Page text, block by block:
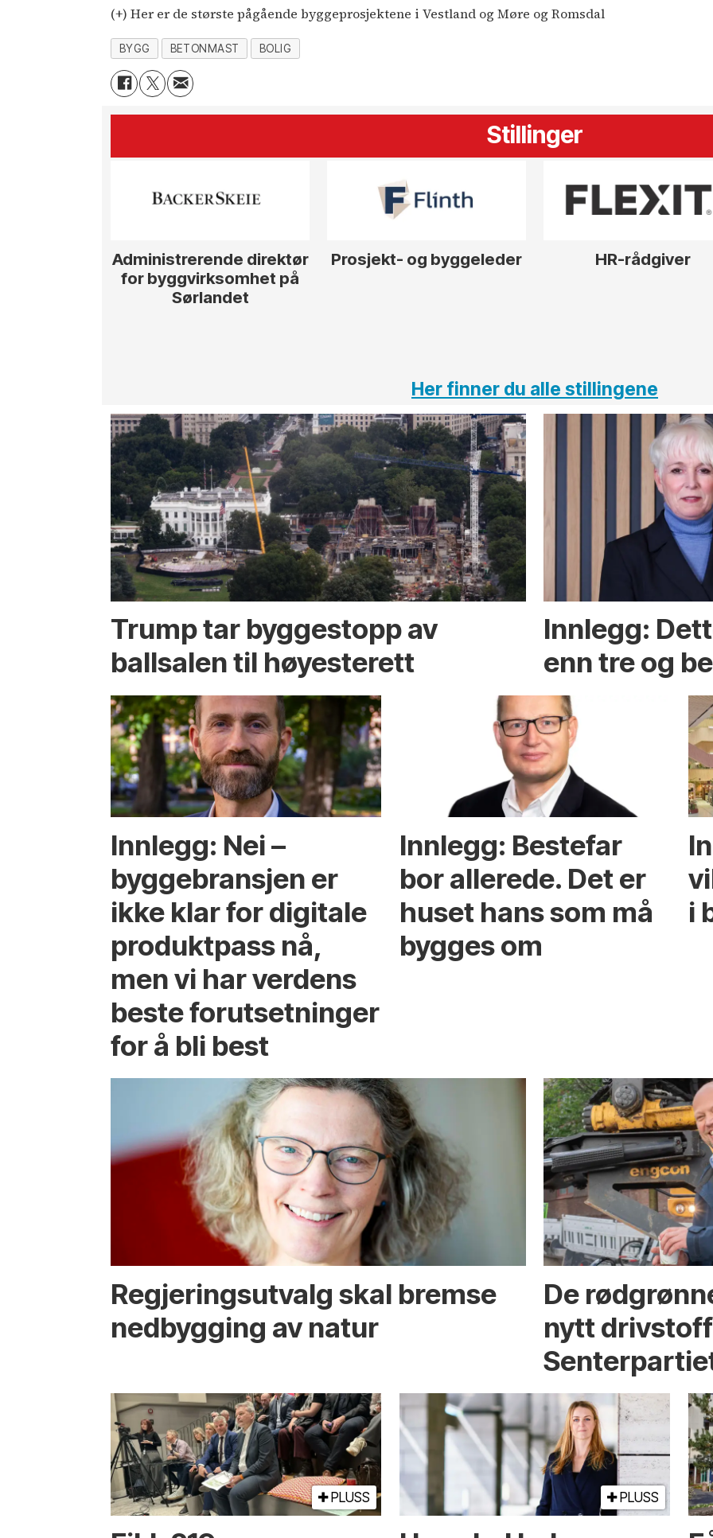
(+) Her er de største pågående byggeprosjektene i Vestland og Møre og Romsdal
BYGG BETONMAST BOLIG
Stillinger
Administrerende direktør
for byggvirksomhet på
Sørlandet
Prosjekt- og byggeleder HR-rådgiver
Her finner du alle stillingene
Trump tar byggestopp av
ballsalen til høyesterett
Innlegg:
enn tre og
Innlegg: Nei –
byggebransjen er
ikke klar for digitale
produktpass nå,
men vi har verdens
beste forutsetninger
for å bli best
Innlegg: Bestefar
bor allerede. Det er
huset hans som må
bygges om
i
Regjerings­utvalg skal bremse
ned­bygging av natur
De
nytt
PLUSS PLUSS